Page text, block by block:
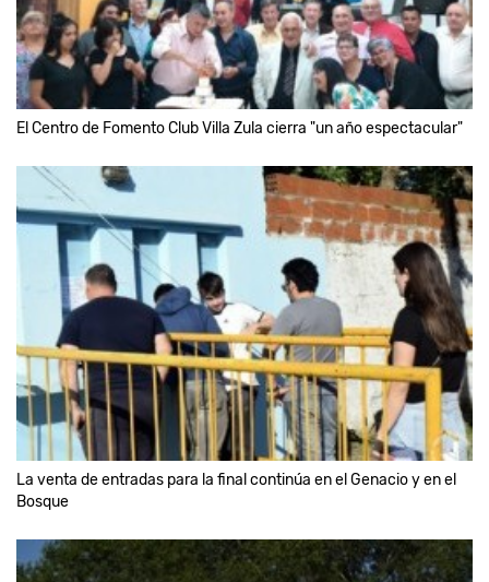
El Centro de Fomento Club Villa Zula cierra "un año espectacular"
La venta de entradas para la final continúa en el Genacio y en el
Bosque